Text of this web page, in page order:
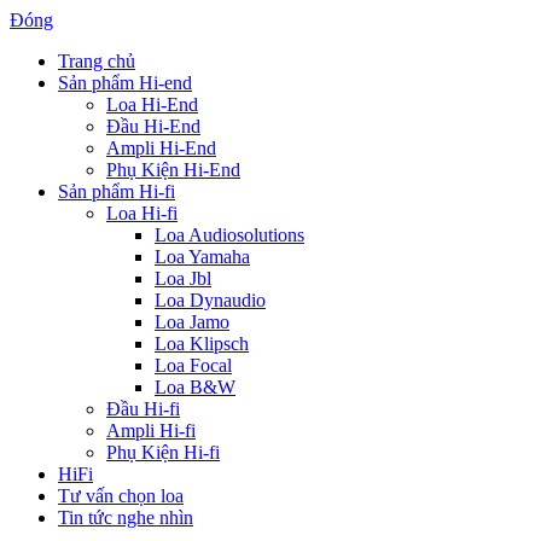
Đóng
Trang chủ
Sản phẩm Hi-end
Loa Hi-End
Đầu Hi-End
Ampli Hi-End
Phụ Kiện Hi-End
Sản phẩm Hi-fi
Loa Hi-fi
Loa Audiosolutions
Loa Yamaha
Loa Jbl
Loa Dynaudio
Loa Jamo
Loa Klipsch
Loa Focal
Loa B&W
Đầu Hi-fi
Ampli Hi-fi
Phụ Kiện Hi-fi
HiFi
Tư vấn chọn loa
Tin tức nghe nhìn